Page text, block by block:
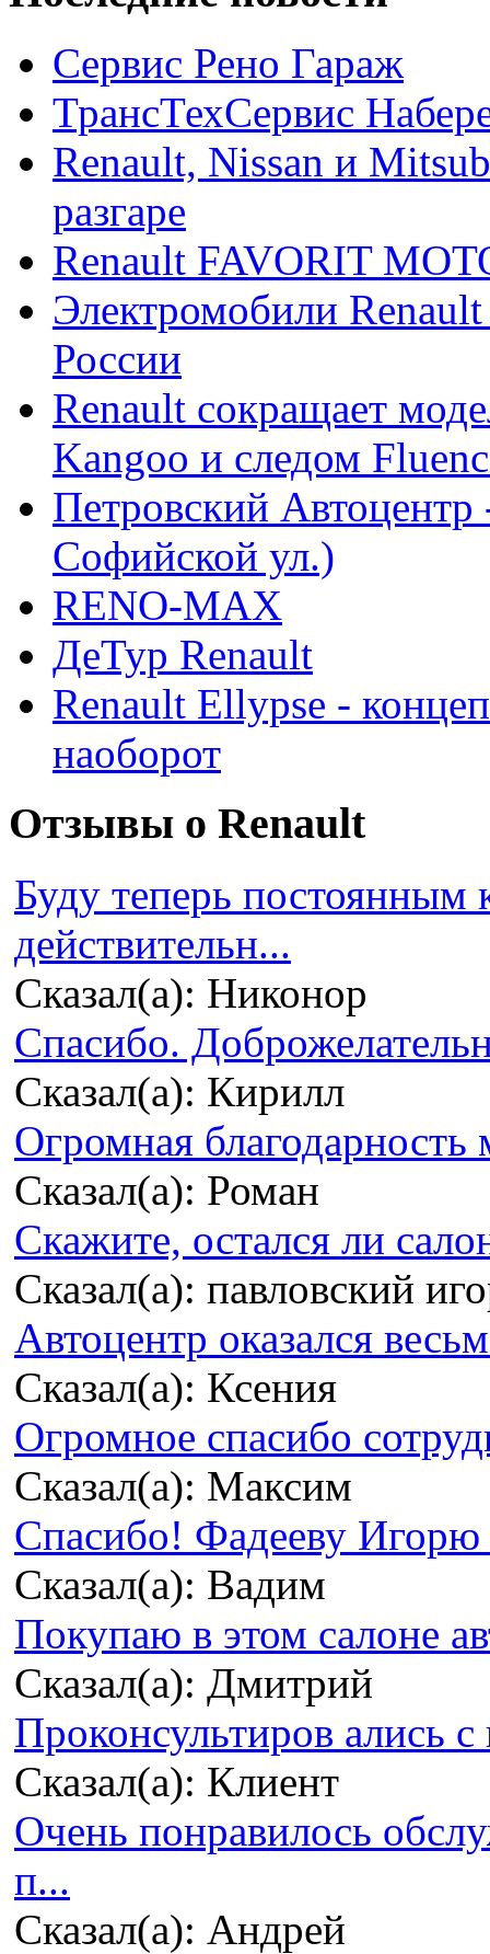
Сервис Рено Гараж
ТрансТехСервис
Renault, Nissan и
разгаре
Renault FAVORIT
Электромобили
России
Renault сокращает
Kangoo и следом
Петровский
Софийской ул.)
RENO-MAX
ДеТур Renault
Renault Ellypse -
наоборот
Отзывы о Renault
Буду теперь
действительн...
Сказал(а): Никонор
Спасибо.
Сказал(а): Кирилл
Огромная благодарность
Сказал(а): Роман
Скажите, остался ли
Сказал(а): павловский
Автоцентр оказался
Сказал(а): Ксения
Огромное спасибо
Сказал(а): Максим
Спасибо! Фадееву Игорю
Сказал(а): Вадим
Покупаю в этом салоне
Сказал(а): Дмитрий
Проконсультиров ались
Сказал(а): Клиент
Очень понравилось
п...
Сказал(а): Андрей